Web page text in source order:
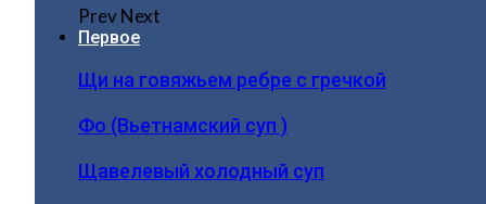
PrevNext
Первое
Щи на говяжьем ребре с гречкой
Фо (Вьетнамский суп )
Щавелевый холодный суп